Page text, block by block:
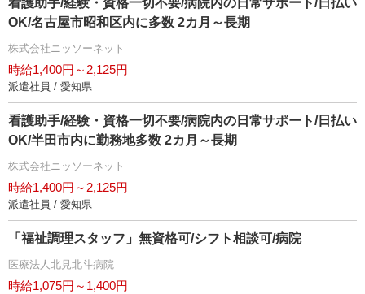
看護助手/経験・資格一切不要/病院内の日常サポート/日払い
OK/名古屋市昭和区内に多数 2カ月～長期
株式会社ニッソーネット
時給1,400円～2,125円
派遣社員 / 愛知県
看護助手/経験・資格一切不要/病院内の日常サポート/日払い
OK/半田市内に勤務地多数 2カ月～長期
株式会社ニッソーネット
時給1,400円～2,125円
派遣社員 / 愛知県
「福祉調理スタッフ」無資格可/シフト相談可/病院
医療法人北見北斗病院
時給1,075円～1,400円